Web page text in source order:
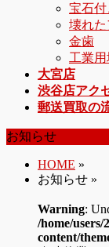
宝石
壊れ
金歯
工業用
大宮店
渋谷店アク
郵送買取の
お知らせ
HOME »
お知らせ »
Warning:
/home/
content/